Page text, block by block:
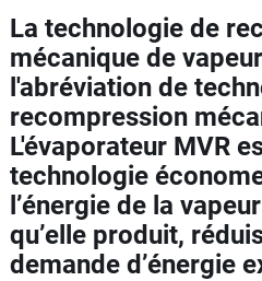
La technologie de
mécanique de
l'abréviation de
recompression
L'évaporateur MVR
technologie
l’énergie de la
qu’elle produit,
demande d’énergie